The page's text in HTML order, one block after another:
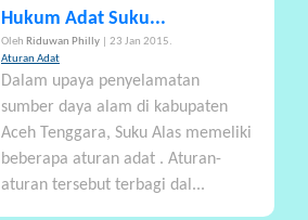
Hukum Adat Suku...
Oleh Riduwan Philly
| 23 Jan 2015.
Aturan Adat
Dalam upaya penyelamatan
sumber daya alam di kabupaten
Aceh Tenggara, Suku Alas memeliki
beberapa aturan adat . Aturan-
aturan tersebut terbagi dal...